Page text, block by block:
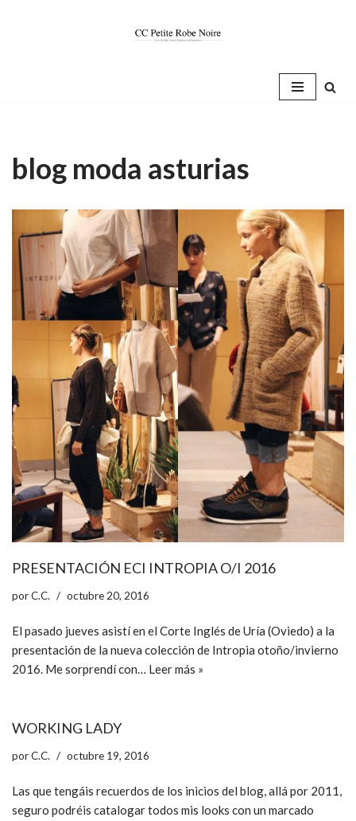
blog moda asturias
PRESENTACIÓN ECI INTROPIA O/I 2016
porC.C. octubre 20, 2016
El pasado jueves asistí en el Corte Inglés de Uría (Oviedo) a la
presentación de la nueva colección de Intropia otoño/invierno
2016. Me sorprendí con… Leer más »
WORKING LADY
porC.C. octubre 19, 2016
Las que tengáis recuerdos de los inicios del blog, allá por 2011,
seguro podréis catalogar todos mis looks con un marcado